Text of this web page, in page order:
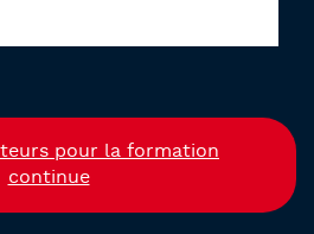
pour la formation
continue